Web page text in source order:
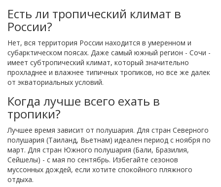
Есть ли тропический климат в
России?
Нет, вся территория России находится в умеренном и
субарктическом поясах. Даже самый южный регион - Сочи -
имеет субтропический климат, который значительно
прохладнее и влажнее типичных тропиков, но все же далек
от экваториальных условий.
Когда лучше всего ехать в
тропики?
Лучшее время зависит от полушария. Для стран Северного
полушария (Таиланд, Вьетнам) идеален период с ноября по
март. Для стран Южного полушария (Бали, Бразилия,
Сейшелы) - с мая по сентябрь. Избегайте сезонов
муссонных дождей, если хотите спокойного пляжного
отдыха.